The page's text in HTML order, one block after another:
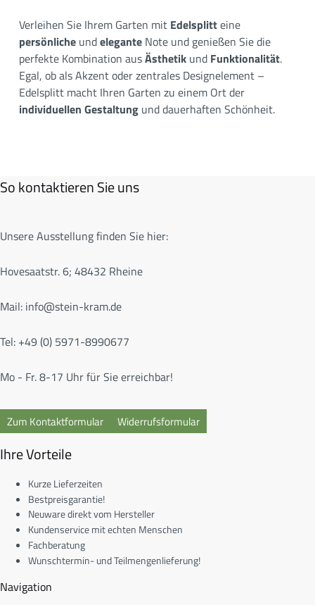
Verleihen Sie Ihrem Garten mit Edelsplitteine
persönlicheundeleganteNote und genießen Sie die
perfekte Kombination ausÄsthetikund Funktionalität.
Egal, ob als Akzent oder zentrales Designelement –
Edelsplitt macht Ihren Garten zu einem Ort der
individuellen Gestaltungund dauerhaften Schönheit.
So kontaktieren Sie uns
Unsere Ausstellung finden Sie hier:
Hovesaatstr. 6; 48432 Rheine
Mail: info@stein-kram.de
Tel: +49 (0) 5971-8990677
Mo - Fr. 8-17 Uhr für Sie erreichbar!
Zum Kontaktformular Widerrufsformular
Ihre Vorteile
Kurze Lieferzeiten
Bestpreisgarantie!
Neuware direkt vom Hersteller
Kundenservice mit echten Menschen
Fachberatung
Wunschtermin- und Teilmengenlieferung!
Navigation